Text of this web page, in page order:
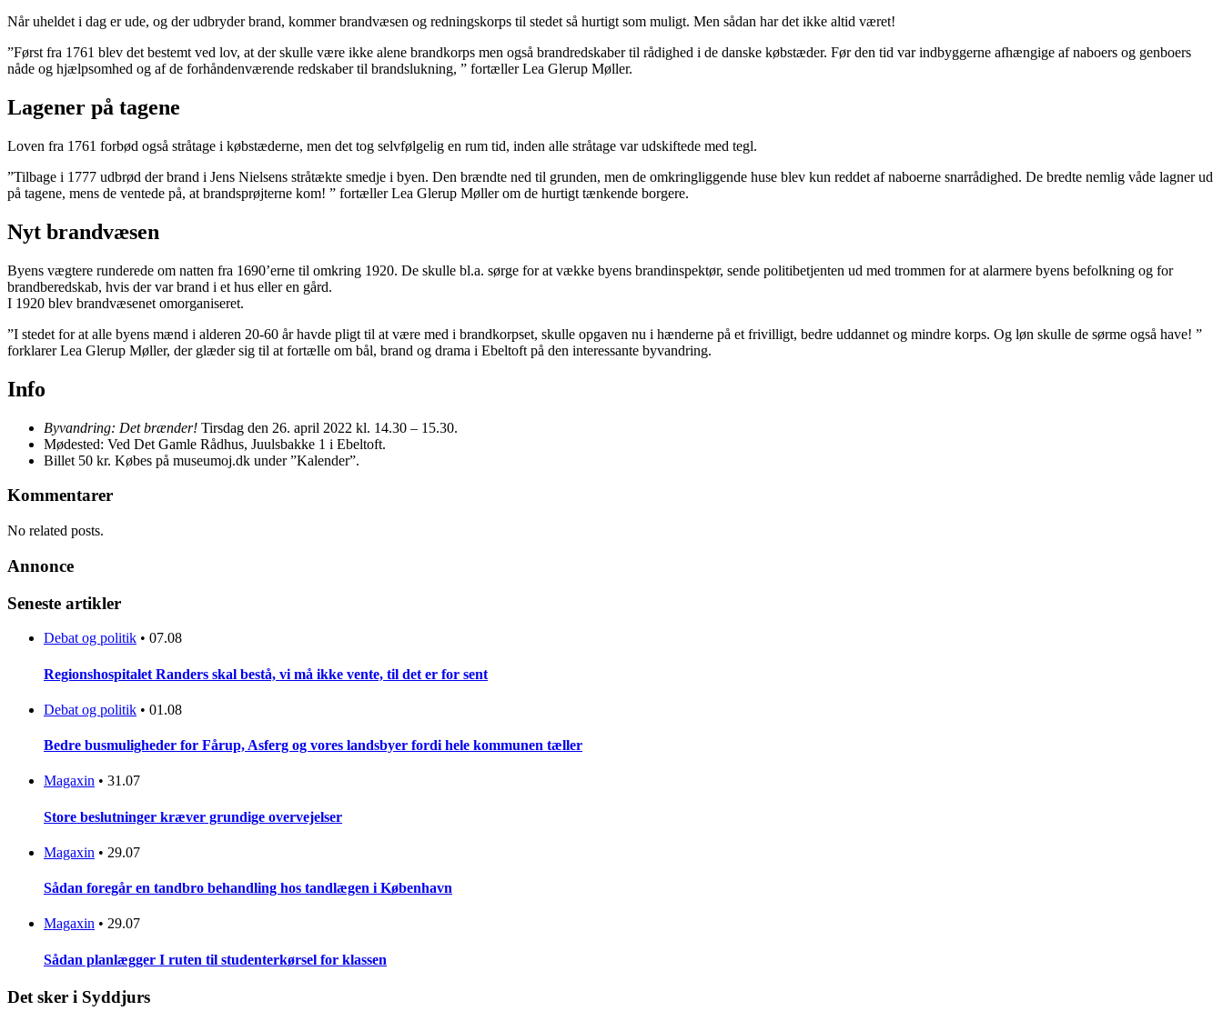
Når uheldet i dag er ude, og der udbryder brand, kommer brandvæsen og redningskorps til stedet så hurtigt som muligt. Men sådan har det ikke altid været!
”Først fra 1761 blev det bestemt ved lov, at der skulle være ikke alene brandkorps men også brandredskaber til rådighed i de danske købstæder. Før den tid var indbyggerne afhængige af naboers og genboers
nåde og hjælpsomhed og af de forhåndenværende redskaber til brandslukning, ” fortæller Lea Glerup Møller.
Lagener på tagene
Loven fra 1761 forbød også stråtage i købstæderne, men det tog selvfølgelig en rum tid, inden alle stråtage var udskiftede med tegl.
”Tilbage i 1777 udbrød der brand i Jens Nielsens stråtækte smedje i byen. Den brændte ned til grunden, men de omkringliggende huse blev kun reddet af naboerne snarrådighed. De bredte nemlig våde lagner ud
på tagene, mens de ventede på, at brandsprøjterne kom! ” fortæller Lea Glerup Møller om de hurtigt tænkende borgere.
Nyt brandvæsen
Byens vægtere runderede om natten fra 1690’erne til omkring 1920. De skulle bl.a. sørge for at vække byens brandinspektør, sende politibetjenten ud med trommen for at alarmere byens befolkning og for
brandberedskab, hvis der var brand i et hus eller en gård.
I 1920 blev brandvæsenet omorganiseret.
”I stedet for at alle byens mænd i alderen 20-60 år havde pligt til at være med i brandkorpset, skulle opgaven nu i hænderne på et frivilligt, bedre uddannet og mindre korps. Og løn skulle de sørme også have! ”
forklarer Lea Glerup Møller, der glæder sig til at fortælle om bål, brand og drama i Ebeltoft på den interessante byvandring.
Info
Byvandring: Det brænder! Tirsdag den 26. april 2022 kl. 14.30 – 15.30.
Mødested: Ved Det Gamle Rådhus, Juulsbakke 1 i Ebeltoft.
Billet 50 kr. Købes på museumoj.dk under ”Kalender”.
Kommentarer
No related posts.
Annonce
Seneste artikler
Debat og politik • 07.08
Regionshospitalet Randers skal bestå, vi må ikke vente, til det er for sent
Debat og politik • 01.08
Bedre busmuligheder for Fårup, Asferg og vores landsbyer fordi hele kommunen tæller
Magaxin • 31.07
Store beslutninger kræver grundige overvejelser
Magaxin • 29.07
Sådan foregår en tandbro behandling hos tandlægen i København
Magaxin • 29.07
Sådan planlægger I ruten til studenterkørsel for klassen
Det sker i Syddjurs